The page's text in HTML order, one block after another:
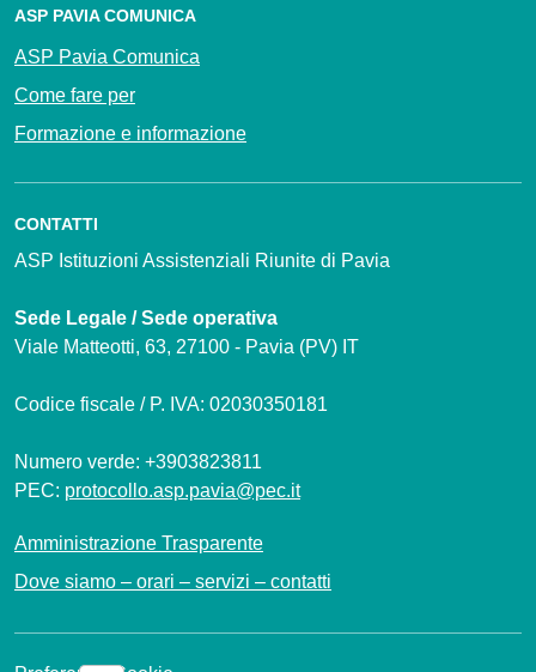
ASP PAVIA COMUNICA
ASP Pavia Comunica
Come fare per
Formazione e informazione
CONTATTI
ASP Istituzioni Assistenziali Riunite di Pavia
Sede Legale / Sede operativa
Viale Matteotti, 63, 27100 - Pavia (PV) IT
Codice fiscale / P. IVA: 02030350181
Numero verde: +3903823811
PEC: protocollo.asp.pavia@pec.it
Amministrazione Trasparente
Dove siamo – orari – servizi – contatti